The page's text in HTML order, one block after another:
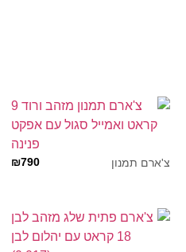
צ'ארם תמנון ₪790